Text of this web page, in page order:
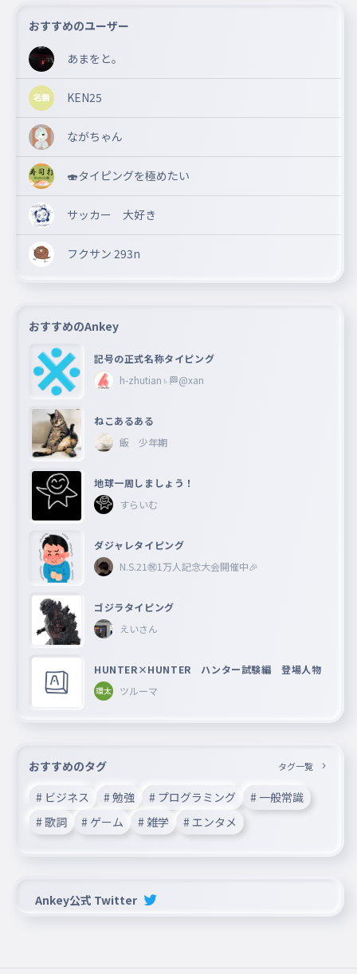
おすすめのユーザー
あまをと。
KEN25
ながちゃん
🍣タイピングを極めたい
サッカー 大好き
フクサン 293n
おすすめのAnkey
記号の正式名称タイピング
h-zhutian♄🏁@xan
ねこあるある
飯 少年期
地球一周しましょう！
すらいむ
ダジャレタイピング
N.S.21㊗︎1万人記念大会開催中🎉
ゴジラタイピング
えいさん
HUNTER×HUNTER ハンター試験編 登場人物
ツルーマ
おすすめのタグ タグ一覧
# ビジネス # 勉強 # プログラミング
# 一般常識
# 歌詞
# ゲーム # 雑学 # エンタメ
Ankey公式 Twitter